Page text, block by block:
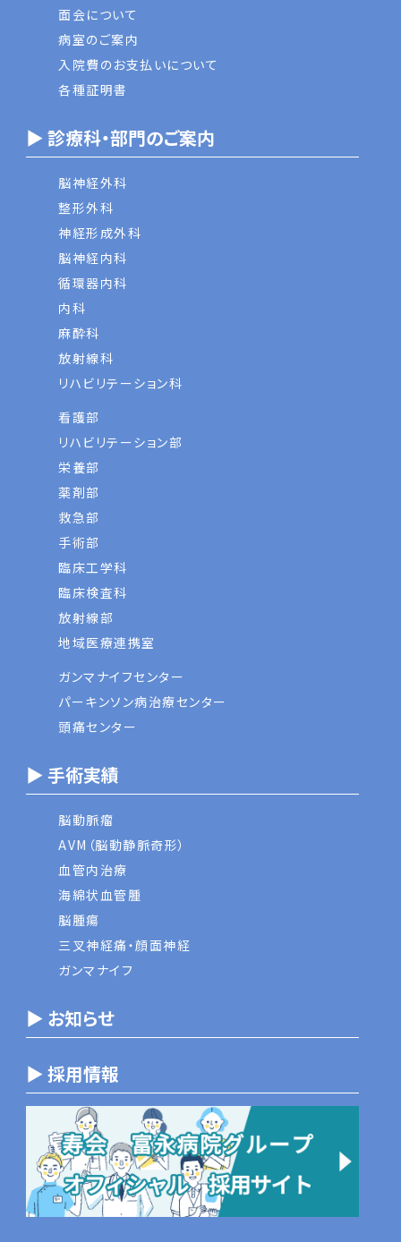
面会について
病室のご案内
入院費のお支払いについて
各種証明書
▶ 診療科・部門のご案内
脳神経外科
整形外科
神経形成外科
脳神経内科
循環器内科
内科
麻酔科
放射線科
リハビリテーション科
看護部
リハビリテーション部
栄養部
薬剤部
救急部
手術部
臨床工学科
臨床検査科
放射線部
地域医療連携室
ガンマナイフセンター
パーキンソン病治療センター
頭痛センター
▶ 手術実績
脳動脈瘤
AVM（脳動静脈奇形）
血管内治療
海綿状血管腫
脳腫瘍
三叉神経痛・顔面神経
ガンマナイフ
▶ お知らせ
▶ 採用情報